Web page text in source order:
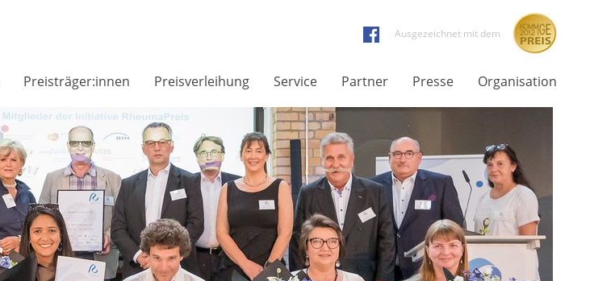
Ausgezeichnet mit dem
Preisträger:innen Preisverleihung Service Partner Presse Organisation